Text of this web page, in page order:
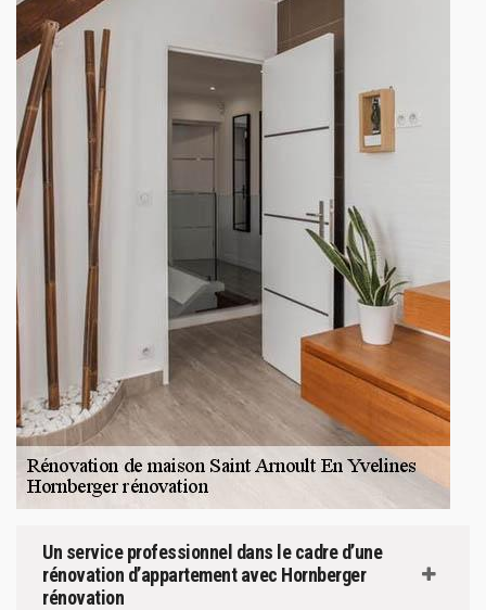
Un service professionnel dans le cadre d’une
rénovation d’appartement avec Hornberger
rénovation